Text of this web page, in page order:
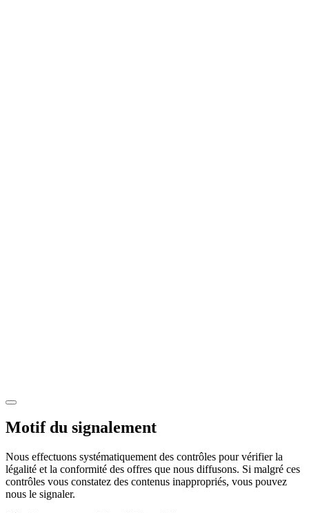
Motif du signalement
Nous effectuons systématiquement des contrôles pour vérifier la
légalité et la conformité des offres que nous diffusons. Si malgré ces
contrôles vous constatez des contenus inappropriés, vous pouvez
nous le signaler.